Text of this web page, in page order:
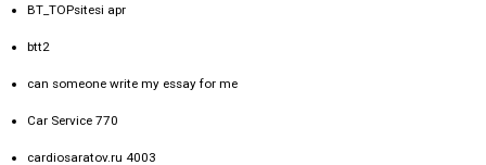
BT_TOPsitesi apr
btt2
can someone write my essay for me
Car Service 770
cardiosaratov.ru 4003